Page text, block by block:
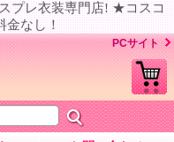
プレ衣装専門店! ★コスコ
金なし！
PCサイト